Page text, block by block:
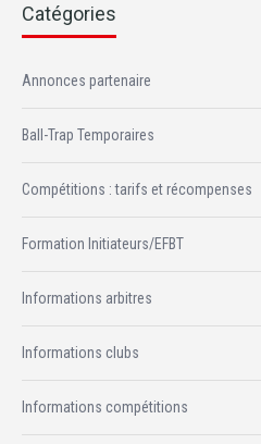
Catégories
Annonces partenaire
Ball-Trap Temporaires
Compétitions : tarifs et récompenses
Formation Initiateurs/EFBT
Informations arbitres
Informations clubs
Informations compétitions